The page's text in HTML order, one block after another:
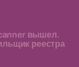
вышел.
реестра